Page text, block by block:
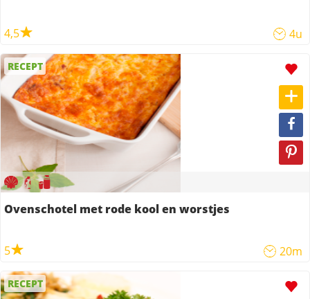
4,5 4u
RECEPT
Ovenschotel met rode kool en worstjes
5 20m
RECEPT